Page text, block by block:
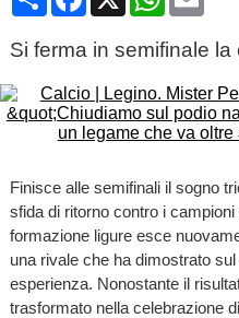
Si ferma in semifinale
Finisce alle semifinali il sogno
sfida di ritorno contro i
formazione ligure esce
una rivale che ha dimostrato
esperienza. Nonostante il
trasformato nella celebrazione